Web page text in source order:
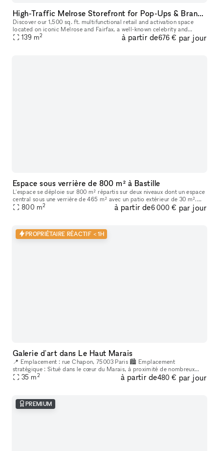
High-Traffic Melrose Storefront for Pop-Ups & Brand Activations
Discover our 1,500 sq. ft. multifunctional retail and activation space
located on iconic Melrose and Fairfax, a well-known celebrity and
cultural hotspot in Los Angeles. Surrounded by luxury brands
139 m2 à partir de676 € par jour
Espace sous verrière de 800 m² à Bastille
L'espace se déploie sur 800 m² répartis sur deux niveaux dont un espace
central sous une verrière de 465 m² avec un patio extérieur de 30 m².
Vous trouverez en pièce jointe une présentation détaillée
800 m2 à partir de6 000 € par jour
PROPRIÉTAIRE RÉACTIF < 1H
Galerie d'art dans Le Haut Marais
📍 Emplacement : rue Chapon, 75003 Paris 🏙 Emplacement
stratégique : Situé dans le cœur du Marais, à proximité de nombreux
lieux culturels et artistiques. Un espace créatif indépendant, situé au
35 m2 à partir de480 € par jour
PREMIUM